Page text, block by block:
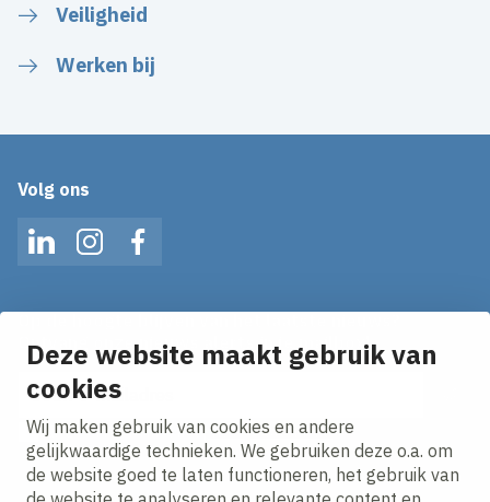
Deze website maakt gebruik van
cookies
Wij maken gebruik van cookies en andere
gelijkwaardige technieken. We gebruiken deze o.a. om
de website goed te laten functioneren, het gebruik van
Veiligheid
Werken bij
Volg ons
LinkedInInstagramFacebook
Ontvang onze nieuws alerts in je mailbox!
E-mailadres
Ik ga akkoord met hetprivacy statement.